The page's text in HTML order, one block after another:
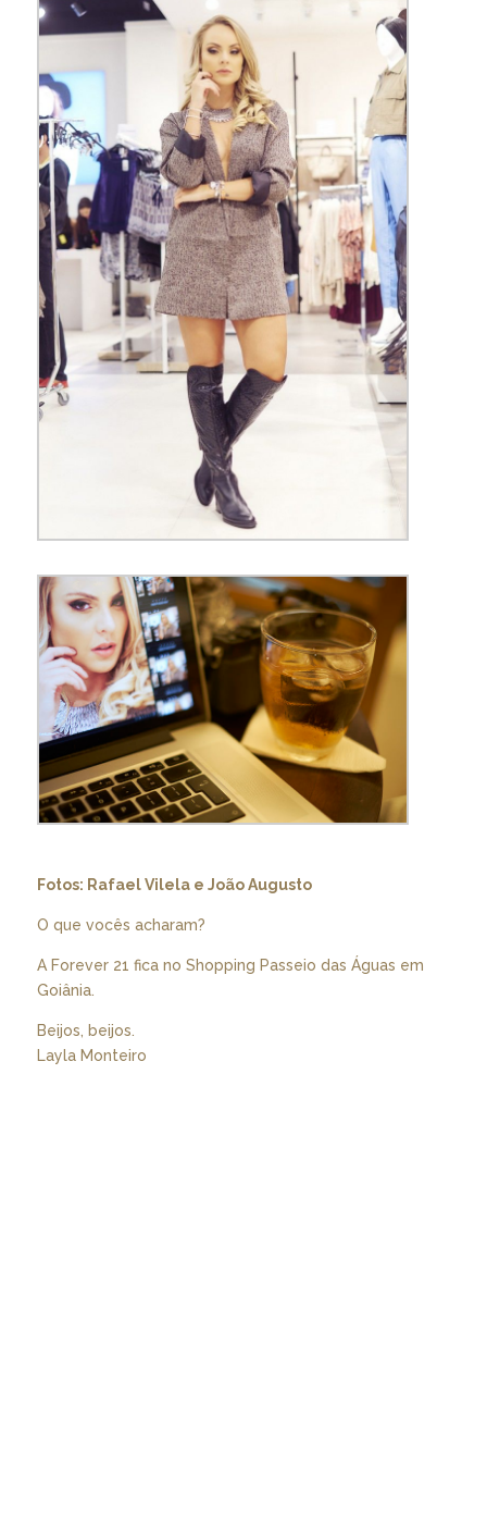
Fotos: Rafael Vilela e João Augusto
O que vocês acharam?
A Forever 21 fica no Shopping Passeio das Águas em
Goiânia.
Beijos, beijos.
Layla Monteiro